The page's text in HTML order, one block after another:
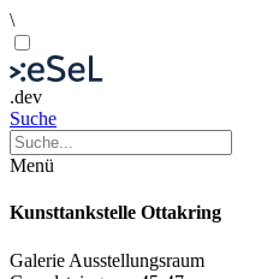
\
.dev
Suche
Menü
Kunsttankstelle Ottakring
Galerie Ausstellungsraum